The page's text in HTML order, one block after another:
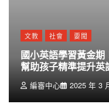
文教 社會 要聞
國小英語學習黃金期
幫助孩子精準提升英
編審中心 2025 年 3